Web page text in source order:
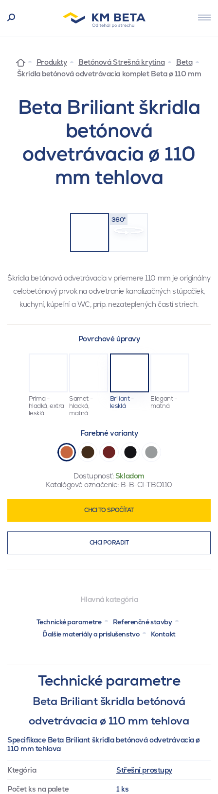
Produkty Betónová Strešná krytina
Beta
Škridla betónová odvetrávacia komplet Beta ø 110 mm
Beta Briliant škridla
betónová
odvetrávacia ø 110
mm tehlova
360°
Škridla betónová odvetrávacia v priemere 110 mm je originálny
celobetónový prvok na odvetranie kanalizačných stúpačiek,
kuchyní, kúpeľní a WC, príp. nezateplených častí striech.
Povrchové úpravy
Prima -
hladká, extra
lesklá
Samet -
hladká,
matná
Briliant -
lesklá
Elegant -
matná
Farebné varianty
Dostupnosť:Skladom
Katalógové označenie: B-B-CI-TBO110
CHCI TO SPOČÍTAT
CHCI PORADIT
Hlavná kategória
Technické parametre
Referenčné stavby
Ďalšie materiály a príslušenstvo
Kontakt
Technické parametre
Beta Briliant škridla betónová
odvetrávacia ø 110 mm tehlova
Specifikace Beta Briliant škridla betónová odvetrávacia ø
110 mm tehlova
Ktegória Střešní prostupy
Počet ks na palete 1 ks